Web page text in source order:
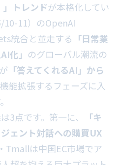
トレンドが本格化してい
10-11）のOpenAI
統合と並走する 「日常業
化」 のグローバル潮流の
「答えてくれるAI」から
能拡張するフェーズに入
3点です。第一に、
「キ
ェント対話への購買UX
Tmallは中国EC市場でア